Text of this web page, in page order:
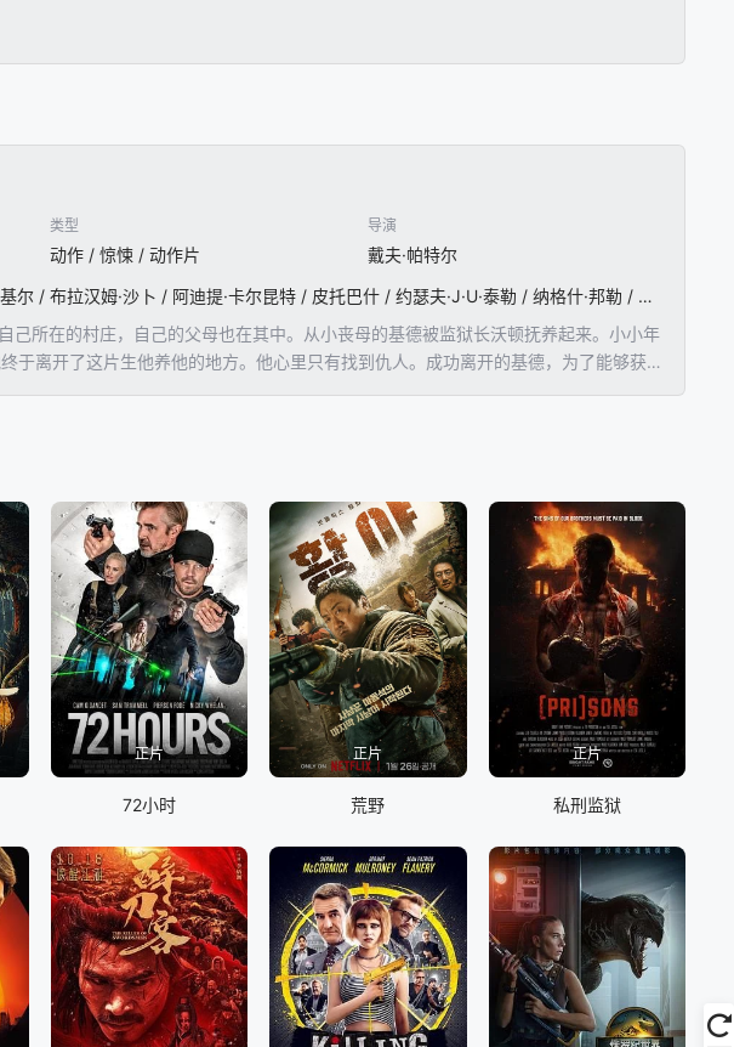
类型
动作 / 惊悚 / 动作片
导演
戴夫·帕特尔
戴夫·帕特尔 / 沙尔托·科普雷 / 索比塔·杜里帕拉 / 维品·沙尔马 / 西卡德尔·基尔 / 布拉汉姆·沙卜 / 阿迪提·卡尔昆特 / 皮托巴什 / 约瑟夫·J·U·泰勒 / 纳格什·邦勒 / 吉诺·阿坎昆居·萨缪尔 / 达扬库·兹亚纳 / 列娃·马谢林 / 安德烈斯·利维 / 杰里米·托齐亚克 / 佩汉·阿卜杜勒 / 阿隆娜·维基达内茨 / 安努普·J·帕特尔 / 法哈德·斯科尔
所在的村庄，自己的父母也在其中。从小丧母的基德被监狱长沃顿抚养起来。小小年
离开了这片生他养他的地方。他心里只有找到仇人。成功离开的基德，为了能够获得
那些无辜的人报仇的。于是基德最后联合正义的警察，消灭了罪犯。
正片
72小时
正片
荒野
正片
私刑监狱